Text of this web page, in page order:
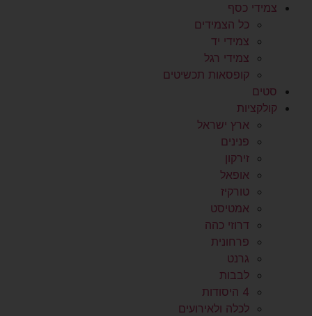
צמידי כסף
כל הצמידים
צמידי יד
צמידי רגל
קופסאות תכשיטים
סטים
קולקציות
ארץ ישראל
פנינים
זירקון
אופאל
טורקיז
אמטיסט
דרוזי כהה
פרחונית
גרנט
לבבות
4 היסודות
לכלה ולאירועים